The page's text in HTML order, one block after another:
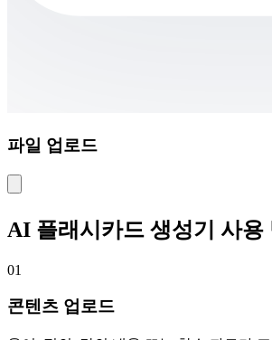
파일 업로드
AI 플래시카드 생성기 사용
01
콘텐츠 업로드